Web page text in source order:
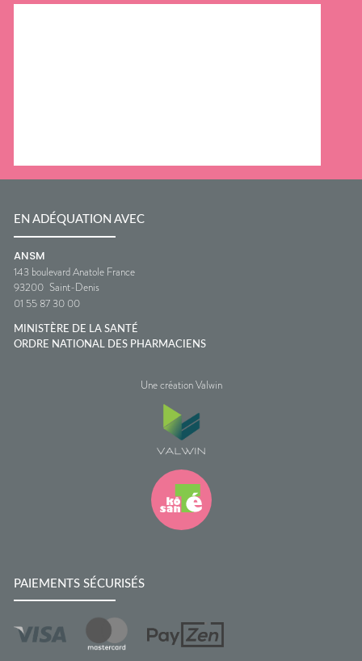
EN ADÉQUATION AVEC
ANSM
143 boulevard Anatole France
93200 Saint-Denis
01 55 87 30 00
MINISTÈRE DE LA SANTÉ
ORDRE NATIONAL DES PHARMACIENS
Une création Valwin
PAIEMENTS SÉCURISÉS